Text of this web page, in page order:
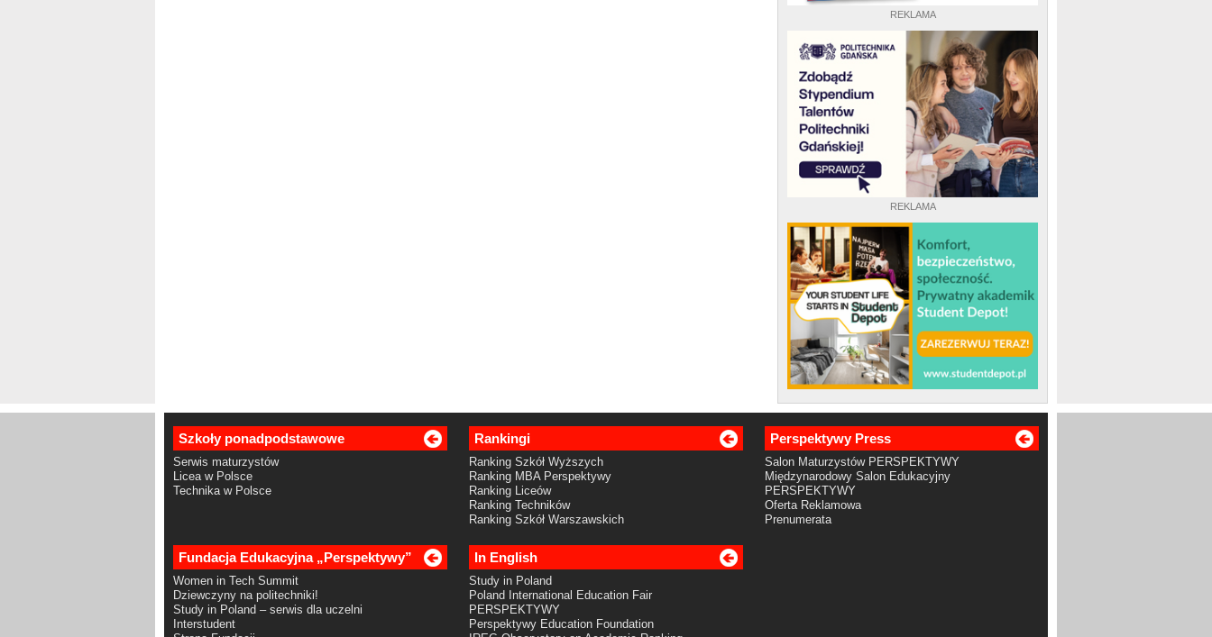
REKLAMA
REKLAMA
Szkoły ponadpodstawowe
Serwis maturzystów
Licea w Polsce
Technika w Polsce
Rankingi
Ranking Szkół Wyższych
Ranking MBA Perspektywy
Ranking Liceów
Ranking Techników
Ranking Szkół Warszawskich
Perspektywy Press
Salon Maturzystów PERSPEKTYWY
Międzynarodowy Salon Edukacyjny
PERSPEKTYWY
Oferta Reklamowa
Prenumerata
Fundacja Edukacyjna „Perspektywy”
Women in Tech Summit
Dziewczyny na politechniki!
Study in Poland – serwis dla uczelni
Interstudent
In English
Study in Poland
Poland International Education Fair
PERSPEKTYWY
Perspektywy Education Foundation